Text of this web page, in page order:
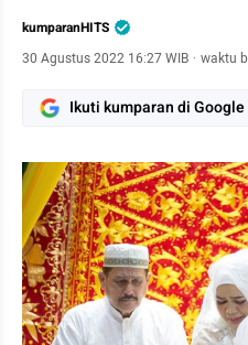
kumparanHITS
30 Agustus 2022 16:27 WIB · waktu
Ikuti kumparan di Google